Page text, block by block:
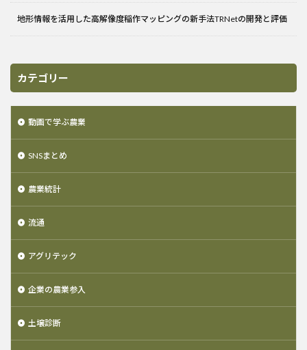
地形情報を活用した高解像度稲作マッピングの新手法TRNetの開発と評価
カテゴリー
動画で学ぶ農業
SNSまとめ
農業統計
流通
アグリテック
企業の農業参入
土壌診断